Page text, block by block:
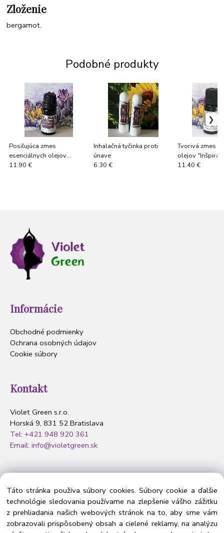
Zloženie
bergamot.
Podobné produkty
Posiľujúca zmes
esenciálnych olejov
"Druhý dych" 10ml
11.90 €
Inhalačná tyčinka proti
únave
6.30 €
Tvorivá zmes
olejov
11.40 €
Informácie
Obchodné podmienky
Ochrana osobných údajov
Cookie súbory
Kontakt
Violet Green s.r.o.
Horská 9, 831 52 Bratislava
Tel: +421 948 920 361
Email: info@violetgreen.sk
Táto stránka používa súbory cookies. Súbory cookie a ďalšie
technológie sledovania používame na zlepšenie vášho zážitku
z prehliadania našich webových stránok na to, aby sme vám
zobrazovali prispôsobený obsah a cielené reklamy, na analýzu